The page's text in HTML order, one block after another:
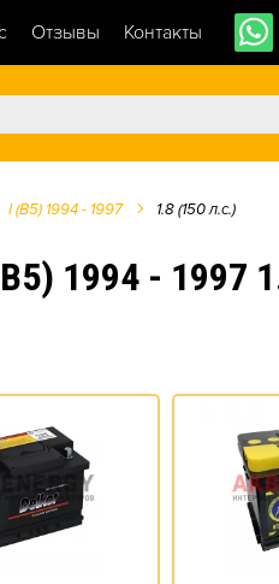
Отзывы Контакты
I (B5) 1994 - 1997 1.8 (150 л.с.)
1994 - 1997